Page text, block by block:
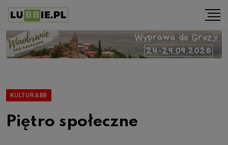
KULTURABB
Piętro społeczne